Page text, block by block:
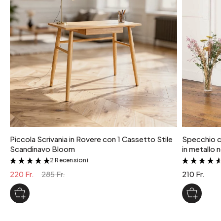
Non incluso
uso
Utilizzare solo LED (e non candele classiche)
colore
Bianco opaco
Piccola Scrivania in Rovere con 1 Cassetto Stile
Scandinavo Bloom
&
2 Recensioni
220 Fr. 285 Fr.
Specchio
in metallo
210 Fr.